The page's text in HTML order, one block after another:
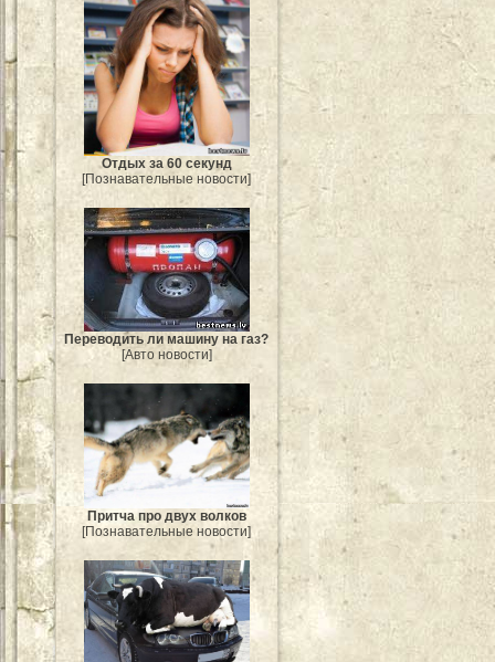
Отдых за 60 секунд
[Познавательные новости]
Переводить ли машину на газ?
[Авто новости]
Притча про двух волков
[Познавательные новости]